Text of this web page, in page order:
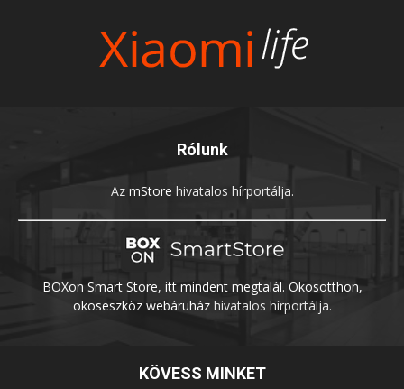
Rólunk
Az mStore hivatalos hírportálja.
BOXon Smart Store, itt mindent megtalál. Okosotthon,
okoseszköz webáruházhivatalos hírportálja.
KÖVESS MINKET